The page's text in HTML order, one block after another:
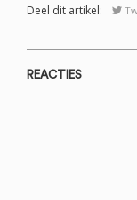
Deel dit artikel:
REACTIES